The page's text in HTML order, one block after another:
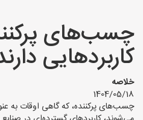
چسب‌های
کاربردهایی
خلاصه
1404/05/18
چسب‌های پرکننده، که گاهی اوقات به